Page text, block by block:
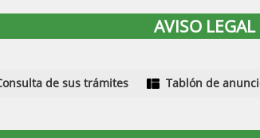
AVISO LEGAL
de sus trámites Tablón de